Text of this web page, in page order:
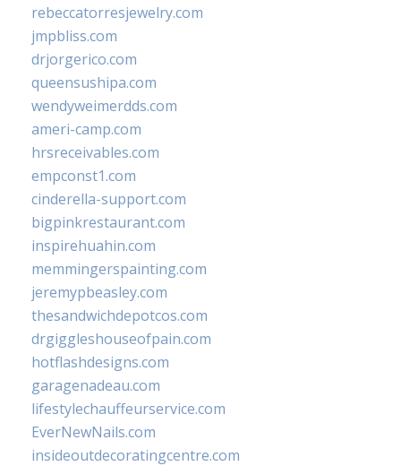
rebeccatorresjewelry.com
jmpbliss.com
drjorgerico.com
queensushipa.com
wendyweimerdds.com
ameri-camp.com
hrsreceivables.com
empconst1.com
cinderella-support.com
bigpinkrestaurant.com
inspirehuahin.com
memmingerspainting.com
jeremypbeasley.com
thesandwichdepotcos.com
drgiggleshouseofpain.com
hotflashdesigns.com
garagenadeau.com
lifestylechauffeurservice.com
EverNewNails.com
insideoutdecoratingcentre.com